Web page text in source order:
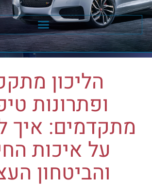
הליכון
ופתרונות
מתקדמים: איך
על איכות
והביטחון